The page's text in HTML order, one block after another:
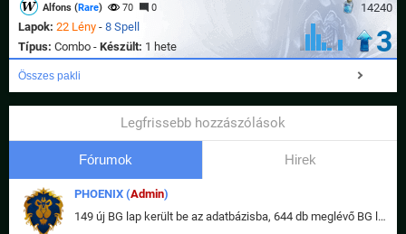
14240
Alfons (Rare) 70 0
Lapok: 22 Lény - 8 Spell
Típus: Combo - Készült: 1 hete 3
Összes pakli
Legfrissebb hozzászólások
Fórumok Hirek
PHOENIX (Admin)
149 új BG lap került be az adatbázisba, 644 db meglévő BG lap módosult, bekerültek az új képek a megváltozott lapokhoz is.